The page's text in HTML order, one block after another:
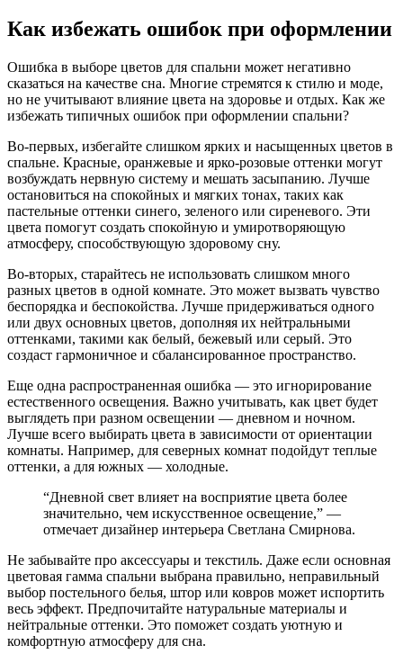
Как избежать ошибок при оформлении
Ошибка в выборе цветов для спальни может негативно
сказаться на качестве сна. Многие стремятся к стилю и моде,
но не учитывают влияние цвета на здоровье и отдых. Как же
избежать типичных ошибок при оформлении спальни?
Во-первых, избегайте слишком ярких и насыщенных цветов в
спальне. Красные, оранжевые и ярко-розовые оттенки могут
возбуждать нервную систему и мешать засыпанию. Лучше
остановиться на спокойных и мягких тонах, таких как
пастельные оттенки синего, зеленого или сиреневого. Эти
цвета помогут создать спокойную и умиротворяющую
атмосферу, способствующую здоровому сну.
Во-вторых, старайтесь не использовать слишком много
разных цветов в одной комнате. Это может вызвать чувство
беспорядка и беспокойства. Лучше придерживаться одного
или двух основных цветов, дополняя их нейтральными
оттенками, такими как белый, бежевый или серый. Это
создаст гармоничное и сбалансированное пространство.
Еще одна распространенная ошибка — это игнорирование
естественного освещения. Важно учитывать, как цвет будет
выглядеть при разном освещении — дневном и ночном.
Лучше всего выбирать цвета в зависимости от ориентации
комнаты. Например, для северных комнат подойдут теплые
оттенки, а для южных — холодные.
“Дневной свет влияет на восприятие цвета более
значительно, чем искусственное освещение,” —
отмечает дизайнер интерьера Светлана Смирнова.
Не забывайте про аксессуары и текстиль. Даже если основная
цветовая гамма спальни выбрана правильно, неправильный
выбор постельного белья, штор или ковров может испортить
весь эффект. Предпочитайте натуральные материалы и
нейтральные оттенки. Это поможет создать уютную и
комфортную атмосферу для сна.